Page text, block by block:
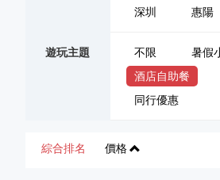
深圳
惠陽
遊玩主題 不限 暑假
酒店自助餐
同行優惠
綜合排名 價格